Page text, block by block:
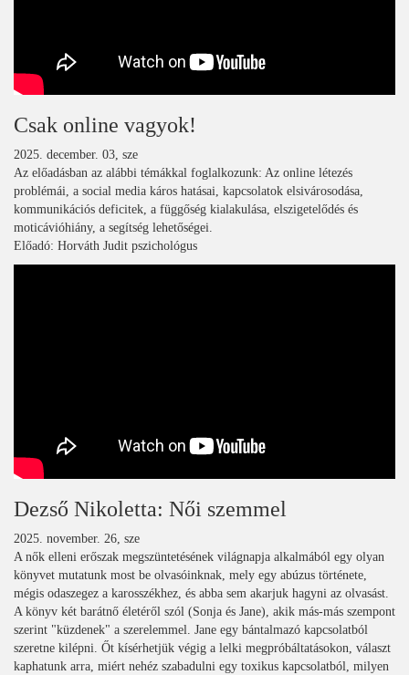
Csak online vagyok!
2025. december. 03, sze
Az előadásban az alábbi témákkal foglalkozunk: Az online létezés
problémái, a social media káros hatásai, kapcsolatok elsivárosodása,
kommunikációs deficitek, a függőség kialakulása, elszigetelődés és
moticávióhiány, a segítség lehetőségei.
Előadó: Horváth Judit pszichológus
Dezső Nikoletta: Női szemmel
2025. november. 26, sze
A nők elleni erőszak megszüntetésének világnapja alkalmából egy olyan
könyvet mutatunk most be olvasóinknak, mely egy abúzus története,
mégis odaszegez a karosszékhez, és abba sem akarjuk hagyni az olvasást.
A könyv két barátnő életéről szól (Sonja és Jane), akik más-más szempont
szerint "küzdenek" a szerelemmel. Jane egy bántalmazó kapcsolatból
szeretne kilépni. Őt kísérhetjük végig a lelki megpróbáltatásokon, választ
kaphatunk arra, miért nehéz szabadulni egy toxikus kapcsolatból, milyen